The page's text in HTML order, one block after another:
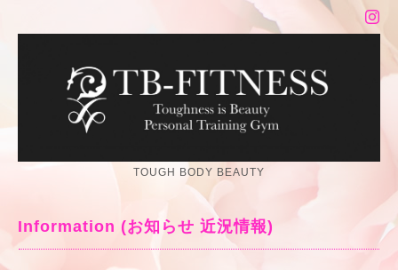
TOUGH BODY BEAUTY
Information (お知らせ 近況情報)